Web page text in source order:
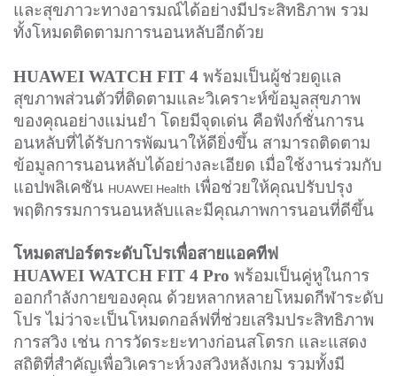
และสุขภาวะทางอารมณ์ได้อย่างมีประสิทธิภาพ รวม
ทั้งโหมดติดตามการนอนหลับอีกด้วย
HUAWEI WATCH FIT 4 พร้อมเป็นผู้ช่วยดูแล
สุขภาพส่วนตัวที่ติดตามและวิเคราะห์ข้อมูลสุขภาพ
ของคุณอย่างแม่นยำ โดยมีจุดเด่น คือฟังก์ชั่นการน
อนหลับที่ได้รับการพัฒนาให้ดียิ่งขึ้น สามารถติดตาม
ข้อมูลการนอนหลับได้อย่างละเอียด เมื่อใช้งานร่วมกับ
แอปพลิเคชัน HUAWEI Health เพื่อช่วยให้คุณปรับปรุง
พฤติกรรมการนอนหลับและมีคุณภาพการนอนที่ดีขึ้น
โหมดสปอร์ตระดับโปรเพื่อสายแอคทีฟ
HUAWEI WATCH FIT 4 Pro พร้อมเป็นคู่หูในการ
ออกกำลังกายของคุณ ด้วยหลากหลายโหมดกีฬาระดับ
โปร ไม่ว่าจะเป็นโหมดกอล์ฟที่ช่วยเสริมประสิทธิภาพ
การสวิง เช่น การวัดระยะทางก่อนสโตรก และแสดง
สถิติที่สำคัญเพื่อวิเคราะห์วงสวิงหลังเกม รวมทั้งมี